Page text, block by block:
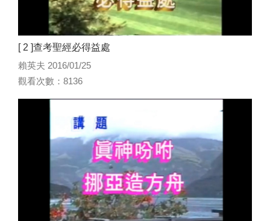
[ 2 ]查考聖經必得益處
賴英夫 2016/01/25
觀看次數：8136